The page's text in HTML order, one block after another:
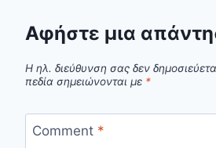
Αφήστε μια
Η ηλ. διεύθυνση σας δεν
πεδία σημειώνονται με *
Comment *